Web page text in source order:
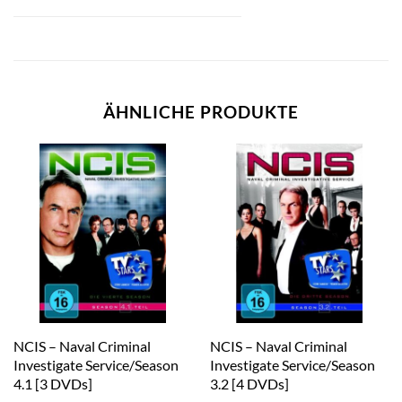
ÄHNLICHE PRODUKTE
NCIS – Naval Criminal
Investigate Service/Season
4.1 [3 DVDs]
NCIS – Naval Criminal
Investigate Service/Season
3.2 [4 DVDs]